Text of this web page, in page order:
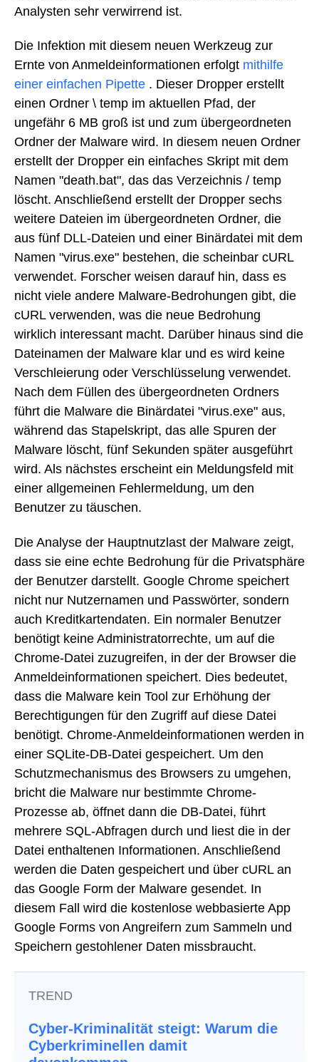
Analysten sehr verwirrend ist.
Die Infektion mit diesem neuen Werkzeug zur
Ernte von Anmeldeinformationen erfolgt mithilfe
einer einfachen Pipette . Dieser Dropper erstellt
einen Ordner \ temp im aktuellen Pfad, der
ungefähr 6 MB groß ist und zum übergeordneten
Ordner der Malware wird. In diesem neuen Ordner
erstellt der Dropper ein einfaches Skript mit dem
Namen "death.bat", das das Verzeichnis / temp
löscht. Anschließend erstellt der Dropper sechs
weitere Dateien im übergeordneten Ordner, die
aus fünf DLL-Dateien und einer Binärdatei mit dem
Namen "virus.exe" bestehen, die scheinbar cURL
verwendet. Forscher weisen darauf hin, dass es
nicht viele andere Malware-Bedrohungen gibt, die
cURL verwenden, was die neue Bedrohung
wirklich interessant macht. Darüber hinaus sind die
Dateinamen der Malware klar und es wird keine
Verschleierung oder Verschlüsselung verwendet.
Nach dem Füllen des übergeordneten Ordners
führt die Malware die Binärdatei "virus.exe" aus,
während das Stapelskript, das alle Spuren der
Malware löscht, fünf Sekunden später ausgeführt
wird. Als nächstes erscheint ein Meldungsfeld mit
einer allgemeinen Fehlermeldung, um den
Benutzer zu täuschen.
Die Analyse der Hauptnutzlast der Malware zeigt,
dass sie eine echte Bedrohung für die Privatsphäre
der Benutzer darstellt. Google Chrome speichert
nicht nur Nutzernamen und Passwörter, sondern
auch Kreditkartendaten. Ein normaler Benutzer
benötigt keine Administratorrechte, um auf die
Chrome-Datei zuzugreifen, in der der Browser die
Anmeldeinformationen speichert. Dies bedeutet,
dass die Malware kein Tool zur Erhöhung der
Berechtigungen für den Zugriff auf diese Datei
benötigt. Chrome-Anmeldeinformationen werden in
einer SQLite-DB-Datei gespeichert. Um den
Schutzmechanismus des Browsers zu umgehen,
bricht die Malware nur bestimmte Chrome-
Prozesse ab, öffnet dann die DB-Datei, führt
mehrere SQL-Abfragen durch und liest die in der
Datei enthaltenen Informationen. Anschließend
werden die Daten gespeichert und über cURL an
das Google Form der Malware gesendet. In
diesem Fall wird die kostenlose webbasierte App
Google Forms von Angreifern zum Sammeln und
Speichern gestohlener Daten missbraucht.
TREND
Cyber-Kriminalität steigt: Warum die
Cyberkriminellen damit